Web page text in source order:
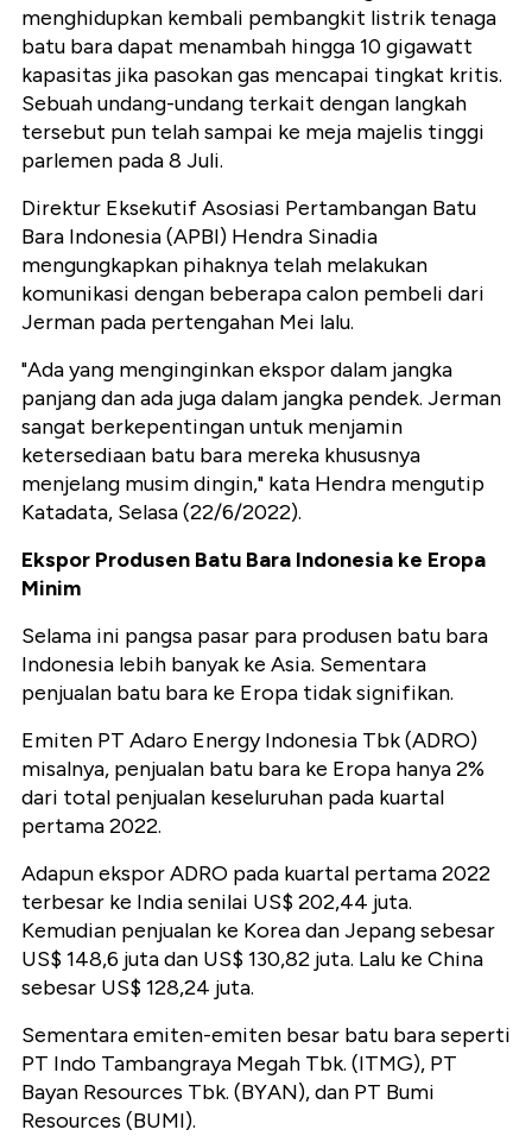
menghidupkan kembali pembangkit listrik tenaga
batu bara dapat menambah hingga 10 gigawatt
kapasitas jika pasokan gas mencapai tingkat kritis.
Sebuah undang-undang terkait dengan langkah
tersebut pun telah sampai ke meja majelis tinggi
parlemen pada 8 Juli.
Direktur Eksekutif Asosiasi Pertambangan Batu
Bara Indonesia (APBI) Hendra Sinadia
mengungkapkan pihaknya telah melakukan
komunikasi dengan beberapa calon pembeli dari
Jerman pada pertengahan Mei lalu.
"Ada yang menginginkan ekspor dalam jangka
panjang dan ada juga dalam jangka pendek. Jerman
sangat berkepentingan untuk menjamin
ketersediaan batu bara mereka khususnya
menjelang musim dingin," kata Hendra mengutip
Katadata, Selasa (22/6/2022).
Ekspor Produsen Batu Bara Indonesia ke Eropa
Minim
Selama ini pangsa pasar para produsen batu bara
Indonesia lebih banyak ke Asia. Sementara
penjualan batu bara ke Eropa tidak signifikan.
Emiten PT Adaro Energy Indonesia Tbk (ADRO)
misalnya, penjualan batu bara ke Eropa hanya 2%
dari total penjualan keseluruhan pada kuartal
pertama 2022.
Adapun ekspor ADRO pada kuartal pertama 2022
terbesar ke India senilai US$ 202,44 juta.
Kemudian penjualan ke Korea dan Jepang sebesar
US$ 148,6 juta dan US$ 130,82 juta. Lalu ke China
sebesar US$ 128,24 juta.
Sementara emiten-emiten besar batu bara seperti
PT Indo Tambangraya Megah Tbk. (ITMG), PT
Bayan Resources Tbk. (BYAN), dan PT Bumi
Resources (BUMI).